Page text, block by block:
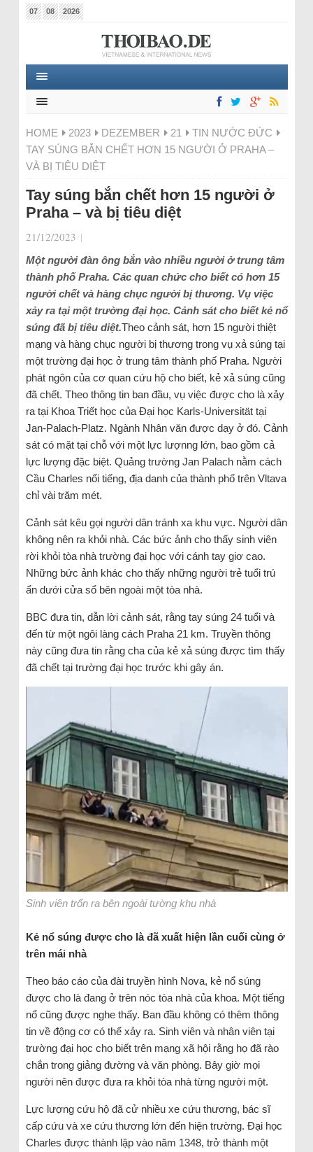
07 08 2026
HOME 2023 DEZEMBER 21
TIN NƯỚC ĐỨC
TAY SÚNG BẮN CHẾT HƠN 15 NGƯỜI Ở PRAHA –
VÀ BỊ TIÊU DIỆT
Tay súng bắn chết hơn 15 người ở
Praha – và bị tiêu diệt
21/12/2023 |
Một người đàn ông bắn vào nhiều người ở trung tâm
thành phố Praha. Các quan chức cho biết có hơn 15
người chết và hàng chục người bị thương. Vụ việc
xảy ra tại một trường đại học. Cảnh sát cho biết kẻ nổ
súng đã bị tiêu diệt.Theo cảnh sát, hơn 15 người thiệt
mạng và hàng chục người bị thương trong vụ xả súng tại
một trường đại học ở trung tâm thành phố Praha. Người
phát ngôn của cơ quan cứu hộ cho biết, kẻ xả súng cũng
đã chết. Theo thông tin ban đầu, vụ việc được cho là xảy
ra tại Khoa Triết học của Đại học Karls-Universität tại
Jan-Palach-Platz. Ngành Nhân văn được dạy ở đó. Cảnh
sát có mặt tại chỗ với một lực lượnng lớn, bao gồm cả
lực lượng đặc biệt. Quảng trường Jan Palach nằm cách
Cầu Charles nổi tiếng, địa danh của thành phố trên Vltava
chỉ vài trăm mét.
Cảnh sát kêu gọi người dân tránh xa khu vực. Người dân
không nên ra khỏi nhà. Các bức ảnh cho thấy sinh viên
rời khỏi tòa nhà trường đại học với cánh tay giơ cao.
Những bức ảnh khác cho thấy những người trẻ tuổi trú
ẩn dưới cửa sổ bên ngoài một tòa nhà.
BBC đưa tin, dẫn lời cảnh sát, rằng tay súng 24 tuổi và
đến từ một ngôi làng cách Praha 21 km. Truyền thông
này cũng đưa tin rằng cha của kẻ xả súng được tìm thấy
đã chết tại trường đại học trước khi gây án.
Sinh viên trốn ra bên ngoài tường khu nhà
Kẻ nổ súng được cho là đã xuất hiện lần cuối cùng ở
trên mái nhà
Theo báo cáo của đài truyền hình Nova, kẻ nổ súng
được cho là đang ở trên nóc tòa nhà của khoa. Một tiếng
nổ cũng được nghe thấy. Ban đầu không có thêm thông
tin về động cơ có thể xảy ra. Sinh viên và nhân viên tại
trường đại học cho biết trên mạng xã hội rằng họ đã rào
chắn trong giảng đường và văn phòng. Bây giờ mọi
người nên được đưa ra khỏi tòa nhà từng người một.
Lực lượng cứu hộ đã cử nhiều xe cứu thương, bác sĩ
cấp cứu và xe cứu thương lớn đến hiện trường. Đại học
Charles được thành lập vào năm 1348, trở thành một